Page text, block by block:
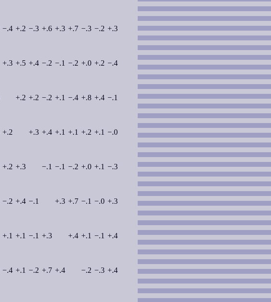
−.4 +.2 −.3 +.6 +.3 +.7 −.3 −.2 +.3
+.3 +.5 +.4 −.2 −.1 −.2 +.0 +.2 −.4
+.2 +.2 −.2 +.1 −.4 +.8 +.4 −.1
+.2 +.3 +.4 +.1 +.1 +.2 +.1 −.0
+.2 +.3 −.1 −.1 −.2 +.0 +.1 −.3
−.2 +.4 −.1 +.3 +.7 −.1 −.0 +.3
+.1 +.1 −.1 +.3 +.4 +.1 −.1 +.4
−.4 +.1 −.2 +.7 +.4 −.2 −.3 +.4